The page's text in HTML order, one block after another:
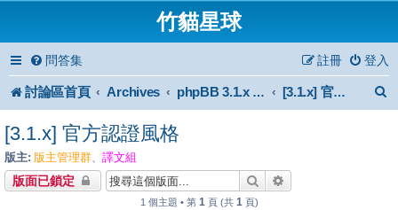
竹貓星球
問答集 登入
註冊
討論區首頁 Archives phpBB 3.1.x Forum Archive [3.1.x] 官方認證風格
[3.1.x] 官方認證風格
版主: 版主管理群、 譯文組
版面已鎖定 搜尋
1 個主題 • 第 1 頁 (共 1 頁)